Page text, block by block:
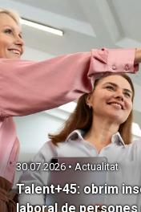
Talent+45: obrim
laboral de
30.07.2026 • Actualitat